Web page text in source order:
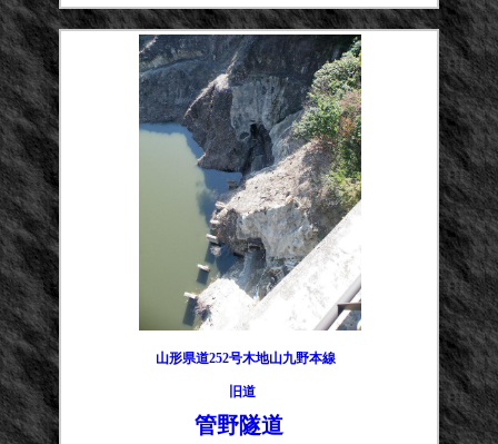
山形県道252号木地山九野本線
旧道
管野隧道